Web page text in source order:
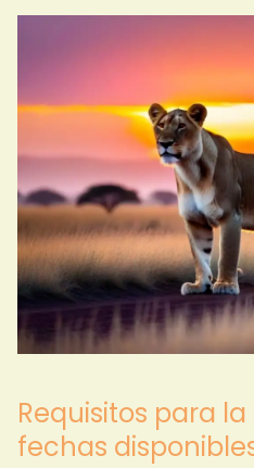
Requisitos para
fechas